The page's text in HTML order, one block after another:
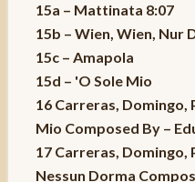
15a – Mattinata 8:07
15b – Wien, Wien, Nur
15c – Amapola
15d – 'O Sole Mio
16 Carreras, Domingo,
Mio Composed By –
17 Carreras, Domingo,
Nessun Dorma